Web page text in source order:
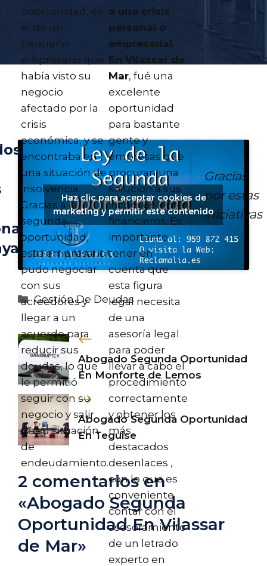
oportunidad, es
el de un
pequeño
empresario que
había visto su
negocio
afectado por la
crisis
económica, y se
encontraba en
una situación de
insolvencia.
Gracias a la
segunda
oportunidad,
este empresario
pudo negociar
con sus
acreedores y
llegar a un
acuerdo para
reducir sus
deudas, lo que
le permitió
seguir con su
negocio y salir
de su situación
de
endeudamiento.
a una crisis
personal o
empresarial.
En Vilassar de
Mar, fué una
excelente
oportunidad
para bastante
gente y
empresas que
procuran una
solución a sus
inconvenientes
financieros. Es
importante
tener en
cuenta que
esta figura
legal necesita
de una
asesoría legal
para poder
llevar a cabo el
procedimiento
correctamente
y obtener los
más
destacados
desenlaces ,
con lo que es
conveniente
contar con el
asesoramiento
de un letrado
experto en
Gracias
por estas
iniciativas
Haz clic para aceptar cookies de
marketing y permitir este contenido
Categorías
Gestión De Deudas
Abogado Segunda Oportunidad
En Monforte de Lemos
Abogado Segunda Oportunidad
En Teguise
2 comentarios en
«Abogado Segunda
Oportunidad En Vilassar
de Mar»